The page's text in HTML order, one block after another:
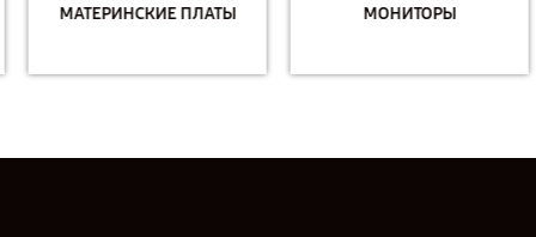
МАТЕРИНСКИЕ ПЛАТЫ МОНИТОРЫ